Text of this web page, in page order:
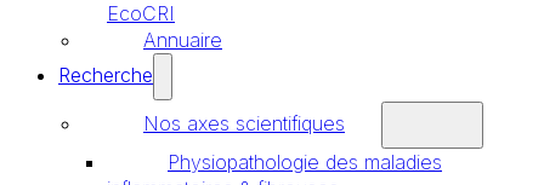
EcoCRI
Annuaire
Recherche
Nos axes scientifiques
Physiopathologie des maladies